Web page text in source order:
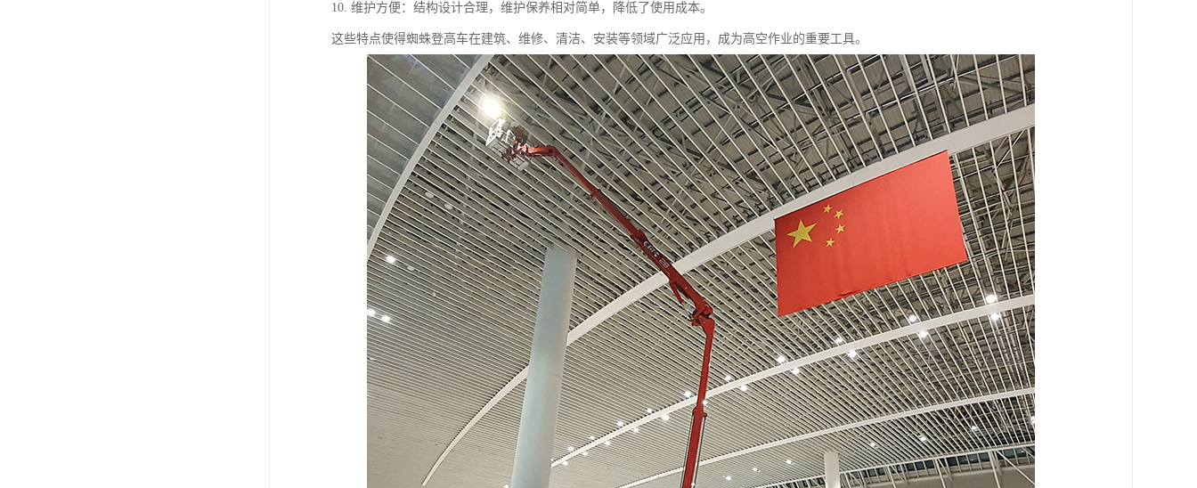
10. 维护方便：结构设计合理，维护保养相对简单，降低了使用成本。
这些特点使得蜘蛛登高车在建筑、维修、清洁、安装等领域广泛应用，成为高空作业的重要工具。